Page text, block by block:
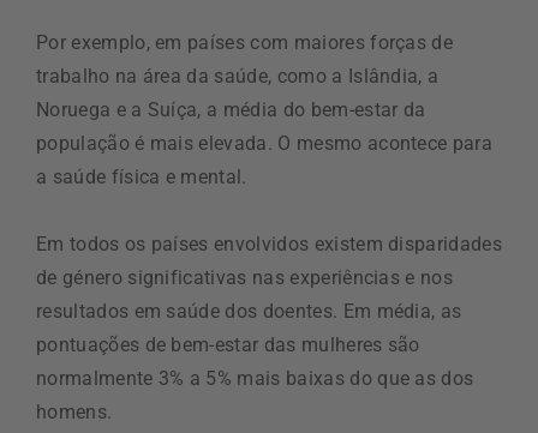
Por exemplo, em países com maiores forças de
trabalho na área da saúde, como a Islândia, a
Noruega e a Suíça, a média do bem-estar da
população é mais elevada. O mesmo acontece para
a saúde física e mental.
Em todos os países envolvidos existem disparidades
de género significativas nas experiências e nos
resultados em saúde dos doentes. Em média, as
pontuações de bem-estar das mulheres são
normalmente 3% a 5% mais baixas do que as dos
homens.